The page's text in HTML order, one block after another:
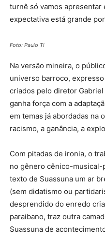
turnê só vamos apresentar
expectativa está grande
Foto: Paulo Ti
Na versão mineira, o
universo barroco,
criados pelo diretor
ganha força com a
em temas já abordadas na
racismo, a ganância, a
Com pitadas de ironia, o
no gênero cênico-
texto de Suassuna um ar
(sem didatismo ou
desprendido do enredo
paraibano, traz outra
Suassuna de